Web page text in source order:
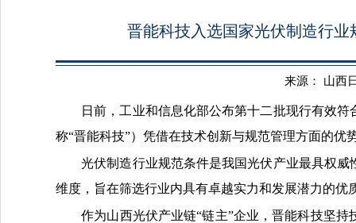
晋能科技入选国家光伏制造行
来源： 山西
日前，工业和信息化部公布第十二批现行有效
称“晋能科技”）凭借在技术创新与规范管理方面的
光伏制造行业规范条件是我国光伏产业最具权
维度，旨在筛选行业内具有卓越实力和发展潜力的优
作为山西光伏产业链“链主”企业，晋能科技坚